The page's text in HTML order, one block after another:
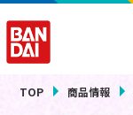
TOP 商品情報